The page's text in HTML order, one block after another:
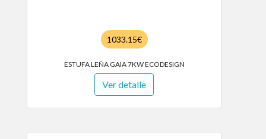
1033.15€
ESTUFA LEÑA GAIA 7KW ECODESIGN
Ver detalle